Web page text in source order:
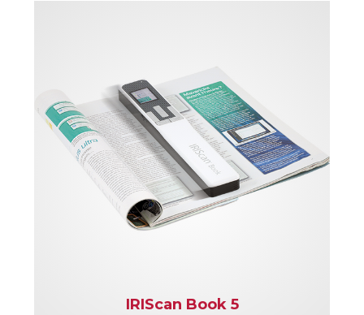
IRIScan Book 5